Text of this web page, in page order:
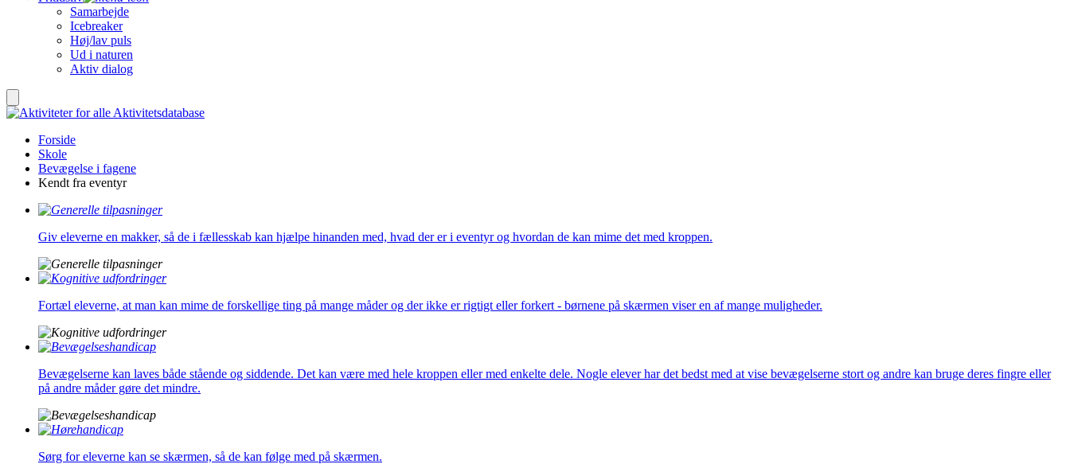
Samarbejde
Icebreaker
Høj/lav puls
Ud i naturen
Aktiv dialog
Aktivitetsdatabase
Forside
Skole
Bevægelse i fagene
Kendt fra eventyr
Giv eleverne en makker, så de i fællesskab kan hjælpe hinanden med, hvad der er i eventyr og hvordan de kan mime det med kroppen.
Fortæl eleverne, at man kan mime de forskellige ting på mange måder og der ikke er rigtigt eller forkert - børnene på skærmen viser en af mange muligheder.
Bevægelserne kan laves både stående og siddende. Det kan være med hele kroppen eller med enkelte dele. Nogle elever har det bedst med at vise bevægelserne stort og andre kan bruge deres fingre eller
på andre måder gøre det mindre.
Sørg for eleverne kan se skærmen, så de kan følge med på skærmen.